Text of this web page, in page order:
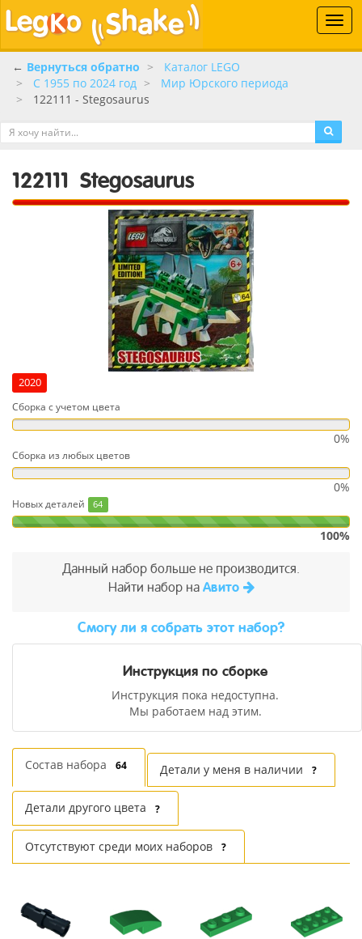
← Вернуться обратно
Каталог LEGO
C 1955 по 2024 год
Мир Юрского периода
122111 - Stegosaurus
122111 Stegosaurus
2020
Сборка с учетом цвета
0%
Сборка из любых цветов
0%
Новых деталей 64
100%
Данный набор больше не производится.
Найти набор на Авито
Cмогу ли я собрать этот набор?
Инструкция по сборке
Инструкция пока недоступна.
Мы работаем над этим.
Состав набора 64 Детали у меня в наличии ?
Детали другого цвета ?
Отсутствуют среди моих наборов ?